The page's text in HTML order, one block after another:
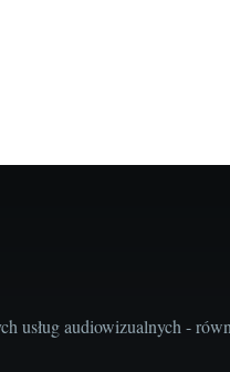
audiowizualnych -